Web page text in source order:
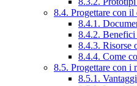
8.4. Progettare con il
8.4.1.
8.4.2. Benefici
8.4.3. Risorse
8.4.4. Come
8.5. Progettare con i
8.5.1.